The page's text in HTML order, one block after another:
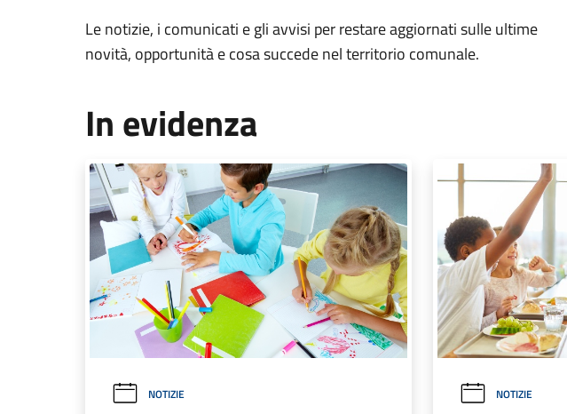
Le notizie, i comunicati e gli avvisi per restare aggiornati sulle ultime
novità, opportunità e cosa succede nel territorio comunale.
In evidenza
NOTIZIE NOTIZIE